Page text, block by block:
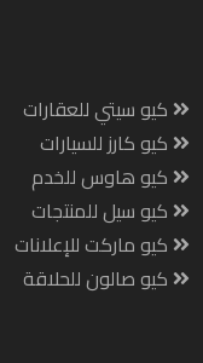
كيو سيتي للعقارات
كيو كارز للسيارات
كيو هاوس للخدم
كيو سيل للمنتجات
كيو ماركت للإعلانات
كيو صالون للحلاقة